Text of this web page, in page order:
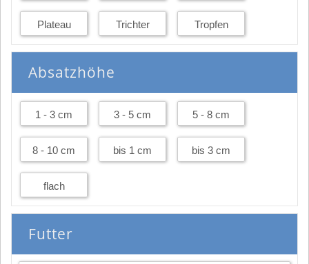
Plateau Trichter Tropfen
Absatzhöhe
1 - 3 cm 3 - 5 cm 5 - 8 cm
8 - 10 cm bis 1 cm bis 3 cm
flach
Futter